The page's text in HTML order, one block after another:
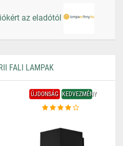
az eladótól
FALI LAMPAK
ÚJDONSÁG KEDVEZMÉNY